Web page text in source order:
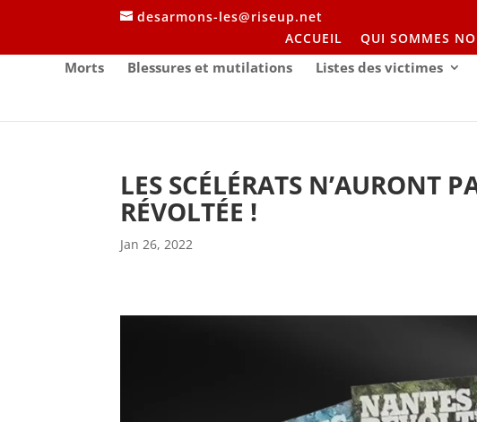
desarmons-les@riseup.net
ACCUEIL
QUI SOMMES
Morts Blessures et mutilations Listes des victimes
LES SCÉLÉRATS N’AURONT
RÉVOLTÉE !
Jan 26, 2022